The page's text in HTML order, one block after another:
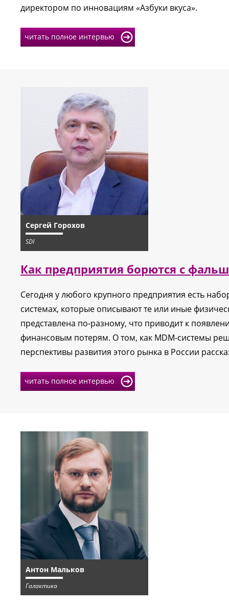
директором по инновациям «Азбуки вкуса».
читать полное интервью
Сергей Горохов
SDI
Как предприятия борются с
Сегодня у любого крупного предприятия есть
системах, которые описывают те или иные
представлена по-разному, что приводит к
финансовым потерям. О том, как MDM-системы
перспективы развития этого рынка в России
читать полное интервью
Антон Мальков
Галактика